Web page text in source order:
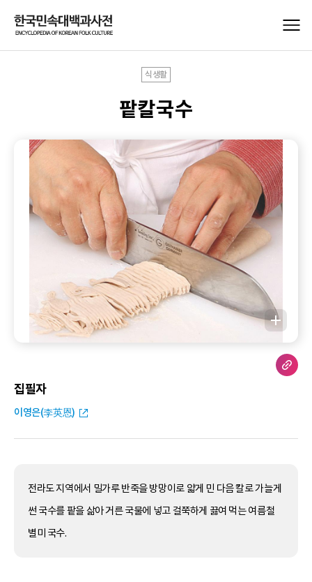
식생활
팥칼국수
집필자
이영은(李英恩)
전라도 지역에서 밀가루 반죽을 방망이로 얇게 민 다음 칼로 가늘게
썬 국수를 팥을 삶아 거른 국물에 넣고 걸쭉하게 끓여 먹는 여름철
별미 국수.